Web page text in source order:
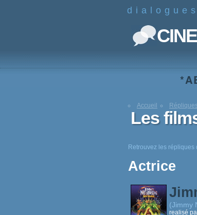
CINE
*A
Accueil
Les
Retrouvez les
Actrice
(Jimmy
realisé